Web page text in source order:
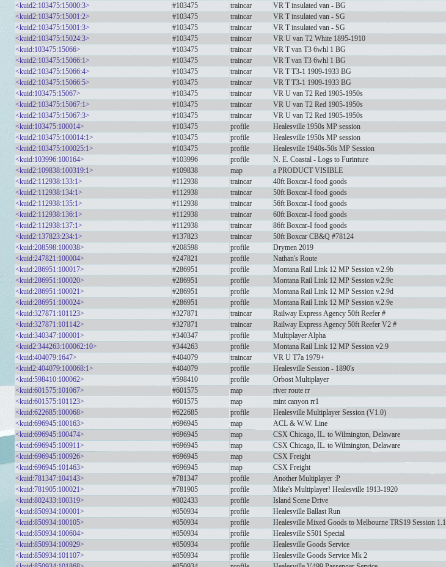
<kuid2:103475:15000:3>
#103475 traincar VR T insulated van - BG
<kuid2:103475:15001:2>
#103475 traincar VR T insulated van - SG
<kuid2:103475:15001:3>
#103475 traincar VR T insulated van - SG
<kuid2:103475:15024:3>
#103475 traincar VR U van T2 White 1895-1910
<kuid:103475:15066>
#103475 traincar VR T van T3 6whl 1 BG
<kuid2:103475:15066:1>
#103475 traincar VR T van T3 6whl 1 BG
<kuid2:103475:15066:4>
#103475 traincar VR T T3-1 1909-1933 BG
<kuid2:103475:15066:5>
#103475 traincar VR T T3-1 1909-1933 BG
<kuid:103475:15067>
#103475 traincar VR U van T2 Red 1905-1950s
<kuid2:103475:15067:1>
#103475 traincar VR U van T2 Red 1905-1950s
<kuid2:103475:15067:3>
#103475 traincar VR U van T2 Red 1905-1950s
<kuid:103475:100014>
#103475 profile Healesville 1950s MP session
<kuid2:103475:100014:1>
#103475 profile Healesville 1950s MP session
<kuid2:103475:100025:1>
#103475 profile Healesville 1940s-50s MP Session
<kuid:103996:100164>
#103996 profile N. E. Coastal - Logs to Furinture
<kuid2:109838:100319:1>
#109838 map a PRODUCT VISIBLE
<kuid2:112938:133:1>
#112938 traincar 40ft Boxcar-I food goods
<kuid2:112938:134:1>
#112938 traincar 50ft Boxcar-I food goods
<kuid2:112938:135:1>
#112938 traincar 56ft Boxcar-I food goods
<kuid2:112938:136:1>
#112938 traincar 60ft Boxcar-I food goods
<kuid2:112938:137:1>
#112938 traincar 86ft Boxcar-I food goods
<kuid2:137823:234:1>
#137823 traincar 50ft Boxcar CB&Q #78124
<kuid:208598:100038>
#208598 profile Drymen 2019
<kuid:247821:100004>
#247821 profile Nathan's Route
<kuid:286951:100017>
#286951 profile Montana Rail Link 12 MP Session v.2.9b
<kuid:286951:100020>
#286951 profile Montana Rail Link 12 MP Session v.2.9c
<kuid:286951:100021>
#286951 profile Montana Rail Link 12 MP Session v.2.9d
<kuid:286951:100024>
#286951 profile Montana Rail Link 12 MP Session v.2.9e
<kuid:327871:101123>
#327871 traincar Railway Express Agency 50ft Reefer #
<kuid:327871:101142>
#327871 traincar Railway Express Agency 50ft Reefer V2 #
<kuid:340347:100001>
#340347 profile Multiplayer Alpha
<kuid2:344263:100062:10>
#344263 profile Montana Rail Link 12 MP Session v2.9
<kuid:404079:1647>
#404079 traincar VR U T7a 1979+
<kuid2:404079:100068:1>
#404079 profile Healesville Session - 1890's
<kuid:598410:100062>
#598410 profile Orbost Multiplayer
<kuid:601575:101067>
#601575 map river route rr
<kuid:601575:101123>
#601575 map mint canyon rr1
<kuid:622685:100068>
#622685 profile Healesville Multiplayer Session (V1.0)
<kuid:696945:100163>
#696945 map ACL & W.W. Line
<kuid:696945:100474>
#696945 map CSX Chicago, IL. to Wilmington, Delaware
<kuid:696945:100911>
#696945 map CSX Chicago, IL. to Wilmington, Delaware
<kuid:696945:100926>
#696945 map CSX Freight
<kuid:696945:101463>
#696945 map CSX Freight
<kuid:781347:104143>
#781347 profile Another Multiplayer :P
<kuid:781905:100021>
#781905 profile Mike's Multiplayer! Healesville 1913-1920
<kuid:802433:100319>
#802433 profile Island Scene Drive
<kuid:850934:100001>
#850934 profile Healesville Ballast Run
<kuid:850934:100105>
#850934 profile Healesville Mixed Goods to Melbourne TRS19 Session 1.1
<kuid:850934:100604>
#850934 profile Healesville S501 Special
<kuid:850934:100929>
#850934 profile Healesville Goods Service
<kuid:850934:101107>
#850934 profile Healesville Goods Service Mk 2